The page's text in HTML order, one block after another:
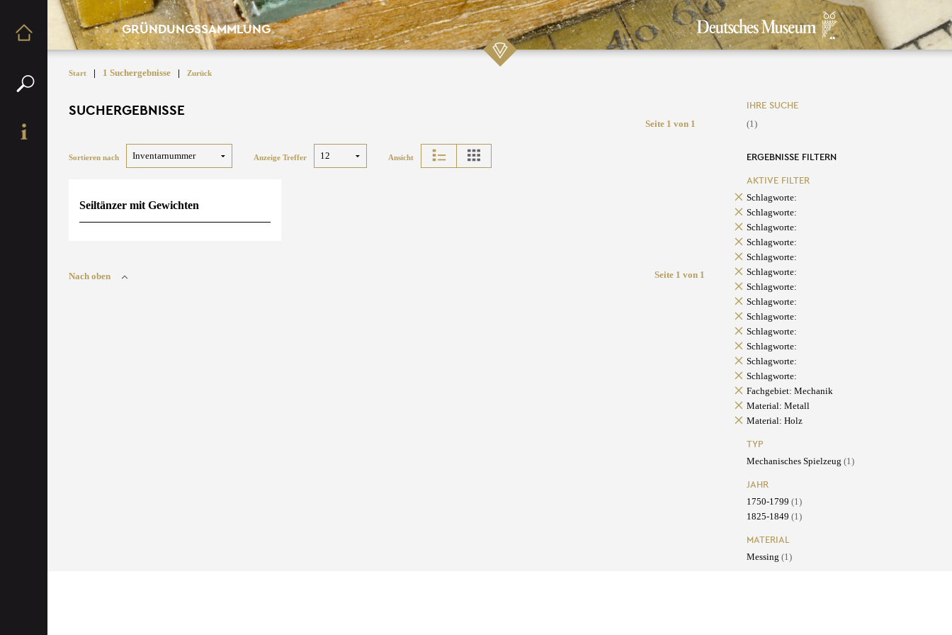
GRÜNDUNGSSAMMLUNG
Start | 1 Suchergebnisse | Zurück
SUCHERGEBNISSE
Seite 1 von 1
Sortieren nach Anzeige Treffer Ansicht
Seiltänzer mit Gewichten
Nach oben Seite 1 von 1
IHRE SUCHE
(1)
ERGEBNISSE FILTERN
AKTIVE FILTER
Schlagworte:
Schlagworte:
Schlagworte:
Schlagworte:
Schlagworte:
Schlagworte:
Schlagworte:
Schlagworte:
Schlagworte:
Schlagworte:
Schlagworte:
Schlagworte:
Schlagworte:
Fachgebiet: Mechanik
Material: Metall
Material: Holz
TYP
Mechanisches Spielzeug (1)
JAHR
1750-1799 (1)
1825-1849 (1)
MATERIAL
Messing (1)